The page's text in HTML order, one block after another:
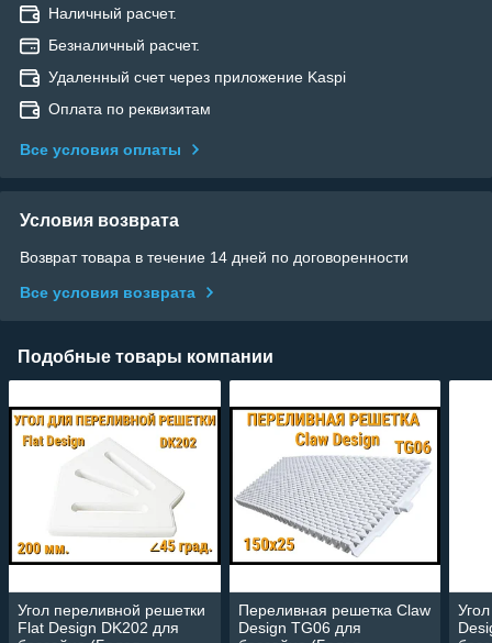
Наличный расчет.
Безналичный расчет.
Удаленный счет через приложение Kaspi
Оплата по реквизитам
Все условия оплаты
Условия возврата
Возврат товара в течение 14 дней по договоренности
Все условия возврата
Подобные товары компании
Угол переливной решетки
Flat Design DK202 для
Переливная решетка Claw
Design TG06 для